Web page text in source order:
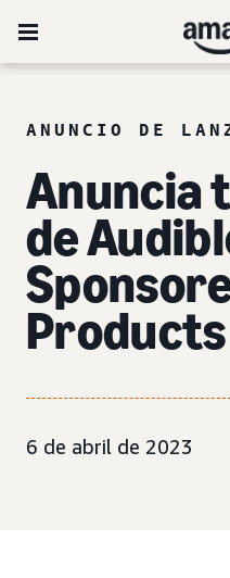
ANUNCIO DE
Anuncia
de
Products
6 de abril de 2023